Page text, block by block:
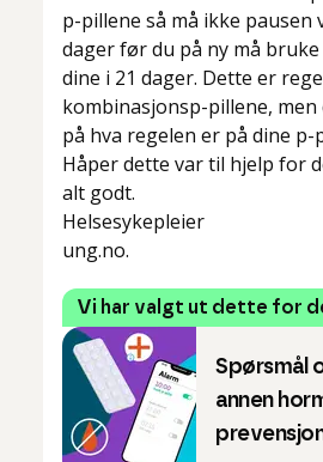
p-pillene så må ikke
dager før du på ny må
dine i 21 dager. Dette er
kombinasjonsp-pillene, men
på hva regelen er på dine p-
Håper dette var til hjelp for
alt godt.
Helsesykepleier
ung.no.
Vi har valgt ut dette for
Spørsmål
annen